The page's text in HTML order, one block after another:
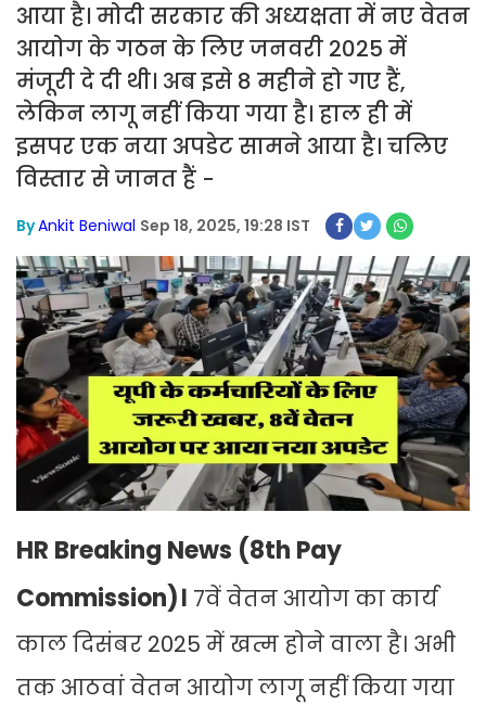
आया है। मोदी सरकार की अध्यक्षता में नए वेतन
आयोग के गठन के लिए जनवरी 2025 में
मंजूरी दे दी थी। अब इसे 8 महीने हो गए हैं,
लेकिन लागू नहीं किया गया है। हाल ही में
इसपर एक नया अपडेट सामने आया है। चलिए
विस्तार से जानत हैं -
ByAnkit Beniwal Sep 18, 2025, 19:28 IST
HR Breaking News (8th Pay
Commission)। 7वें वेतन आयोग का कार्य
काल दिसंबर 2025 में खत्म होने वाला है। अभी
तक आठवां वेतन आयोग लागू नहीं किया गया